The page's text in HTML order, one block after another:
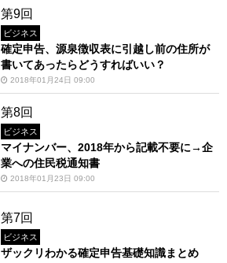
第9回
ビジネス
確定申告、源泉徴収表に引越し前の住所が
書いてあったらどうすればいい？
2018年01月24日 09:00
第8回
ビジネス
マイナンバー、2018年から記載不要に→企
業への住民税通知書
2018年01月23日 09:00
第7回
ビジネス
ザックリわかる確定申告基礎知識まとめ